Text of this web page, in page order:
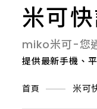
米可
miko米可-您
提供最新手機、
首頁 米可